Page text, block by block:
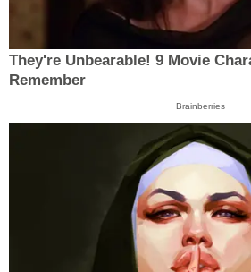
They're Unbearable! 9 Movie
Remember
Brainberries